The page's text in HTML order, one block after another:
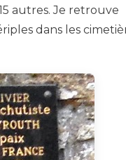
autres. Je retrouve
dans les